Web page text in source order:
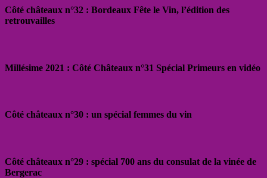
Côté châteaux n°32 : Bordeaux Fête le Vin, l’édition des
retrouvailles
Millésime 2021 : Côté Châteaux n°31 Spécial Primeurs en vidéo
Côté châteaux n°30 : un spécial femmes du vin
Côté châteaux n°29 : spécial 700 ans du consulat de la vinée de
Bergerac